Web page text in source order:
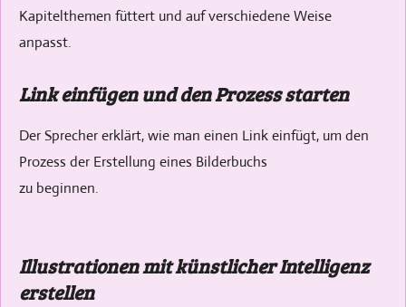
Kapitelthemen füttert und auf verschiedene Weise
anpasst.
Link einfügen und den Prozess starten
Der Sprecher erklärt, wie man einen Link einfügt, um den
Prozess der Erstellung eines Bilderbuchs
zu beginnen.
Illustrationen mit künstlicher Intelligenz
erstellen